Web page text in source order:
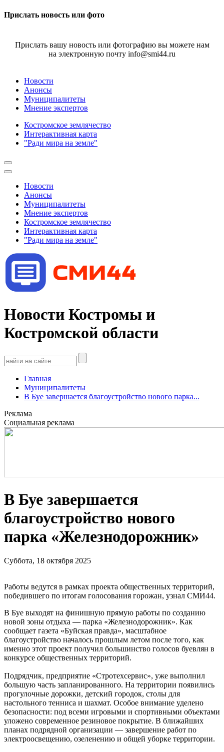
Прислать новость или фото
Прислать вашу новость или фотографию вы можете нам
на электронную почту info@smi44.ru
Новости
Анонсы
Муниципалитеты
Мнение экспертов
Костромское землячество
Интерактивная карта
"Ради мира на земле"
Новости
Анонсы
Муниципалитеты
Мнение экспертов
Костромское землячество
Интерактивная карта
"Ради мира на земле"
Новости Костромы и
Костромской области
Главная
Муниципалитеты
В Буе завершается благоустройство нового парка...
Реклама
Социальная реклама
В Буе завершается
благоустройство нового
парка «Железнодорожник»
Суббота, 18 октября 2025
Работы ведутся в рамках проекта общественных территорий,
победившего по итогам голосования горожан, узнал СМИ44.
В Буе выходят на финишную прямую работы по созданию
новой зоны отдыха — парка «Железнодорожник». Как
сообщает газета «Буйская правда», масштабное
благоустройство началось прошлым летом после того, как
именно этот проект получил большинство голосов буевлян в
конкурсе общественных территорий.
Подрядчик, предприятие «Стротехсервис», уже выполнил
большую часть запланированного. На территории появились
прогулочные дорожки, детский городок, столы для
настольного тенниса и шахмат. Особое внимание уделено
безопасности: под всеми игровыми и спортивными объектами
уложено современное резиновое покрытие. В ближайших
планах подрядной организации — завершение работ по
электроосвещению, озеленению и общей уборке территории.